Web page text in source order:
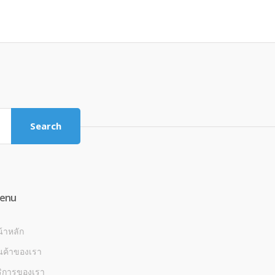
Search
าหลัก
าของเรา
ารของเรา